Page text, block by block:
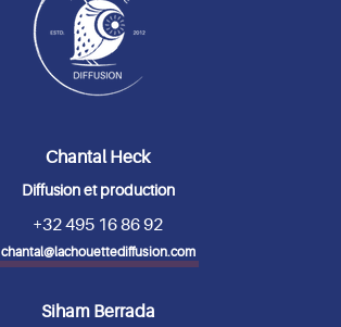
Chantal Heck
Diffusion et production
+32 495 16 86 92
chantal@lachouettediffusion.com
Siham Berrada